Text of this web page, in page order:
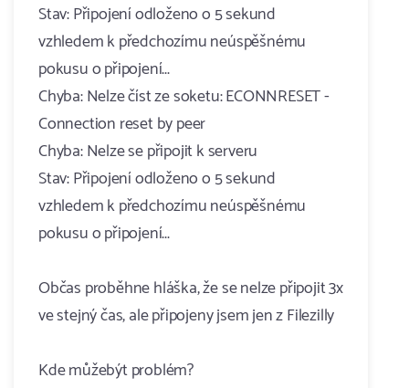
Stav: Připojení odloženo o 5 sekund
vzhledem k předchozímu neúspěšnému
pokusu o připojení...
Chyba: Nelze číst ze soketu: ECONNRESET -
Connection reset by peer
Chyba: Nelze se připojit k serveru
Stav: Připojení odloženo o 5 sekund
vzhledem k předchozímu neúspěšnému
pokusu o připojení...
Občas proběhne hláška, že se nelze připojit 3x
ve stejný čas, ale připojeny jsem jen z Filezilly
Kde můžebýt problém?